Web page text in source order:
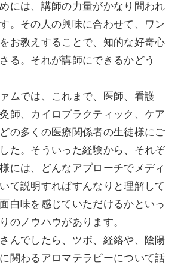
には、講師の力量がかなり問われ
。その人の興味に合わせて、ワン
お教えすることで、知的な好奇心
る。それが講師にできるかどう
ムでは、これまで、医師、看護
師、カイロプラクティック、ケア
の多くの医療関係者の生徒様にご
た。そういった経験から、それぞ
には、どんなアプローチでメディ
て説明すればすんなりと理解して
白味を感じていただけるかといっ
のノウハウがあります。
んでしたら、ツボ、経絡や、陰陽
関わるアロマテラピーについて話